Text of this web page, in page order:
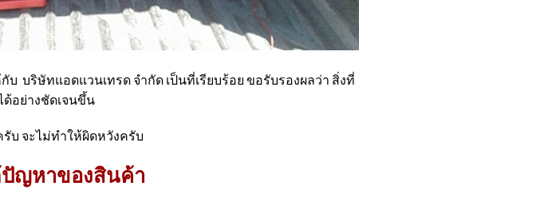
บ บริษัทแอดแวนเทรด จำกัด เป็นที่เรียบร้อย ขอรับรองผลว่า สิ่งที่
ด้อย่างชัดเจนขึ้น
บ จะไม่ทำให้ผิดหวังครับ
ญหาของสินค้า